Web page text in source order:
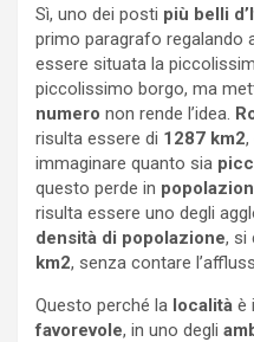
Sì, uno dei posti più belli
primo paragrafo regalando
essere situata la
piccolissimo borgo, ma
numero non rende l’idea.
risulta essere di 1287 km2,
immaginare quanto sia
questo perde in
risulta essere uno degli
densità di popolazione, si
km2, senza contare
Questo perché la località è
favorevole, in uno degli